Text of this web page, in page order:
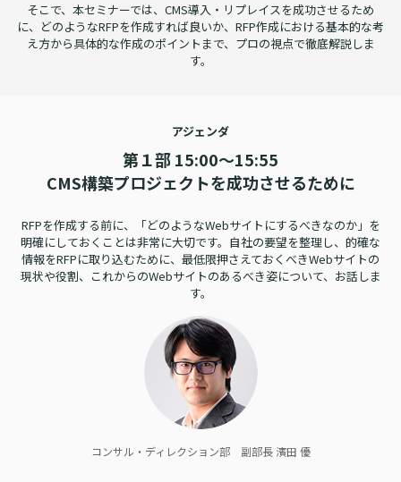
そこで、本セミナーでは、CMS導入・リプレイスを成功させるため
に、 どのようなRFPを作成すれば良いか、RFP作成における基本的な考
え方から具体的な作成のポイントまで、プロの視点で徹底解説しま
す。
アジェンダ
第１部 15:00～15:55
CMS構築プロジェクトを成功させるために
RFPを作成する前に、「どのようなWebサイトにするべきなのか」を
明確にしておくことは非常に大切です。 自社の要望を整理し、的確な
情報をRFPに取り込むために、最低限押さえておくべきWebサイトの
現状や役割、これからのWebサイトのあるべき姿について、お話しま
す。
コンサル・ディレクション部 副部長 濱田 優